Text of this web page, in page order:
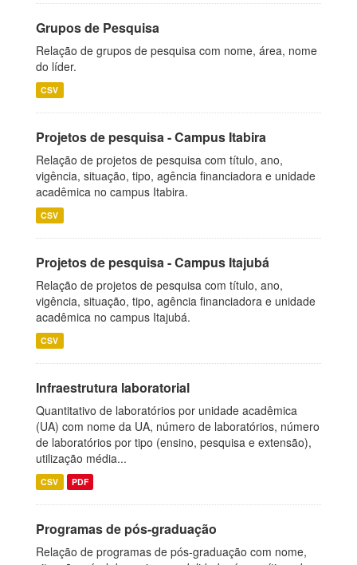
Grupos de Pesquisa
Relação de grupos de pesquisa com nome, área, nome
do líder.
CSV
Projetos de pesquisa - Campus Itabira
Relação de projetos de pesquisa com título, ano,
vigência, situação, tipo, agência financiadora e unidade
acadêmica no campus Itabira.
CSV
Projetos de pesquisa - Campus Itajubá
Relação de projetos de pesquisa com título, ano,
vigência, situação, tipo, agência financiadora e unidade
acadêmica no campus Itajubá.
CSV
Infraestrutura laboratorial
Quantitativo de laboratórios por unidade acadêmica
(UA) com nome da UA, número de laboratórios, número
de laboratórios por tipo (ensino, pesquisa e extensão),
utilização média...
CSV PDF
Programas de pós-graduação
Relação de programas de pós-graduação com nome,